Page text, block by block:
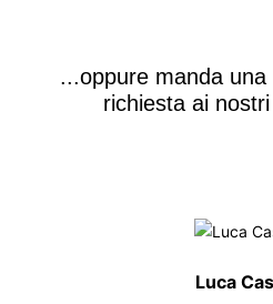
...oppure manda
richiesta ai
Luca